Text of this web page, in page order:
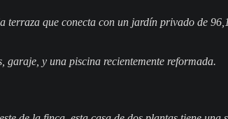
terraza que conecta con un jardín privado de
garaje, y una piscina recientemente reformada.